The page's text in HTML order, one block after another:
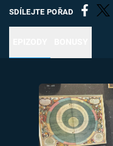
TV Program
Časopis
Sledujte prima+
Přihlášení
SDÍLEJTE POŘAD